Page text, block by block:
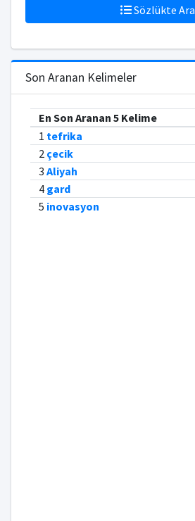
Sözlükte Ara
Son Aranan Kelimeler
En Son Aranan 5 Kelime
1 tefrika
2 çecik
3 Aliyah
4 gard
5 inovasyon